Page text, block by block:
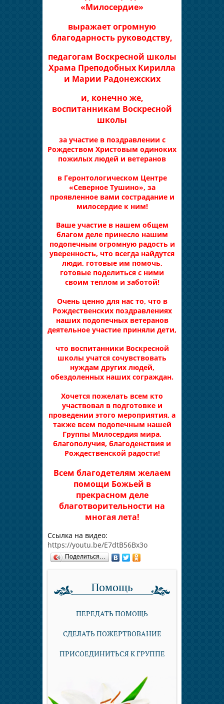
«Милосердие»
выражает огромную
благодарность руководству,
педагогам Воскресной школы
Храма Преподобных Кирилла
и Марии Радонежских
и, конечно же,
воспитанникам Воскресной
школы
за участие в поздравлении с
Рождеством Христовым одиноких
пожилых людей и ветеранов
в Геронтологическом Центре
«Северное Тушино», за
проявленное вами сострадание и
милосердие к ним!
Ваше участие в нашем общем
благом деле принесло нашим
подопечным огромную радость и
уверенность, что всегда найдутся
люди, готовые им помочь,
готовые поделиться с ними
своим теплом и заботой!
Очень ценно для нас то, что в
Рождественских поздравлениях
наших подопечных ветеранов
деятельное участие приняли дети,
что воспитанники Воскресной
школы учатся сочувствовать
нуждам других людей,
обездоленных наших сограждан.
Хочется пожелать всем кто
участвовал в подготовке и
проведении этого мероприятия, а
также всем подопечным нашей
Группы Милосердия мира,
благополучия, благоденствия и
Рождественской радости!
Всем благодетелям желаем
помощи Божьей в
прекрасном деле
благотворительности на
многая лета!
Ссылка на видео:
https://youtu.be/E7dtB56Bx3o
Поделиться…
Помощь
ПЕРЕДАТЬ ПОМОЩЬ
СДЕЛАТЬ ПОЖЕРТВОВАНИЕ
ПРИСОЕДИНИТЬСЯ К ГРУППЕ